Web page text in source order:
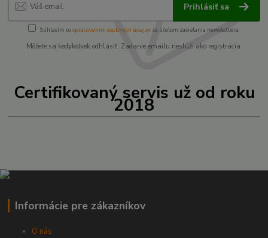
Prihlásiť sa
Súhlasím sospracovaním osobných údajov za účelom zasielania newslettera.
Môžete sa kedykoľvek odhlásiť. Zadanie emailu neslúži ako registrácia.
Certifikovaný servis už od roku
2018
Informácie pre zákazníkov
O nás